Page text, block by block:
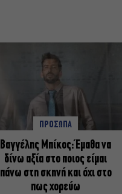
ΠΡΟΣΩΠΑ
Βαγγέλης Μπίκος: Έμαθα να
δίνω αξία στο ποιος είμαι
πάνω στη σκηνή και όχι στο
πως χορεύω